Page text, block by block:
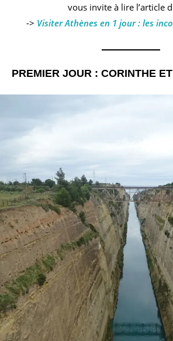
vous invite à lire l’article
-> Visiter Athènes en 1 jour : les
PREMIER JOUR : CORINTHE